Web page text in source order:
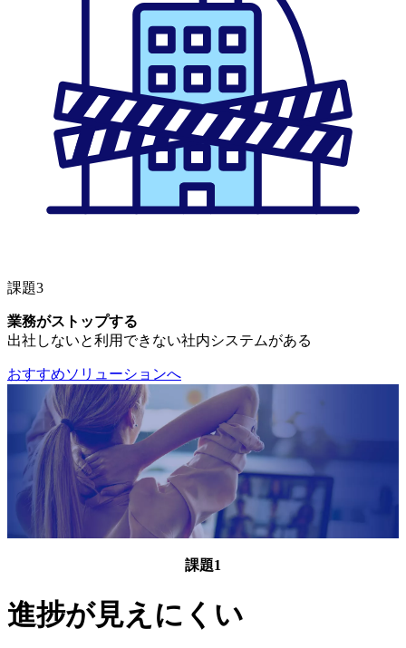
課題3
業務がストップする
出社しないと利用できない社内システムがある
おすすめソリューションへ
課題1
進捗が見えにくい